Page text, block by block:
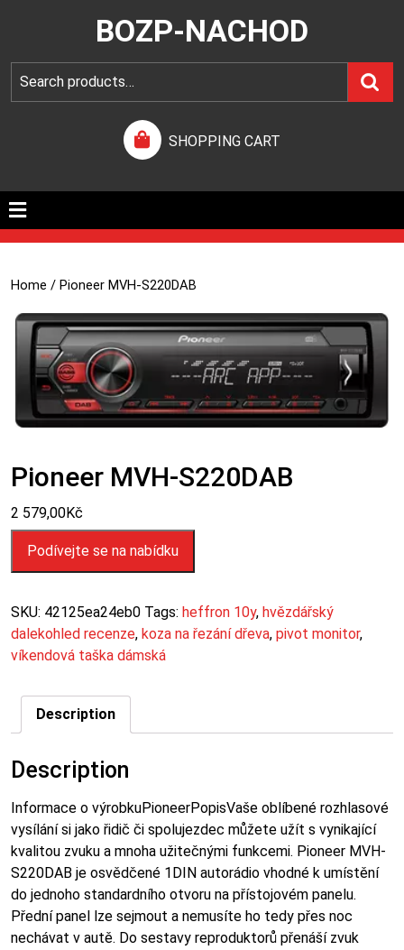
BOZP-NACHOD
SHOPPING CART
Home / Pioneer MVH-S220DAB
Pioneer MVH-S220DAB
2 579,00Kč
Podívejte se na nabídku
SKU: 42125ea24eb0 Tags: heffron 10y, hvězdářský
dalekohled recenze, koza na řezání dřeva, pivot monitor,
víkendová taška dámská
Description
Description
Informace o výrobkuPioneerPopisVaše oblíbené rozhlasové
vysílání si jako řidič či spolujezdec můžete užít s vynikající
kvalitou zvuku a mnoha užitečnými funkcemi. Pioneer MVH-
S220DAB je osvědčené 1DIN autorádio vhodné k umístění
do jednoho standardního otvoru na přístojovém panelu.
Přední panel lze sejmout a nemusíte ho tedy přes noc
nechávat v autě. Do sestavy reproduktorů přenáší zvuk